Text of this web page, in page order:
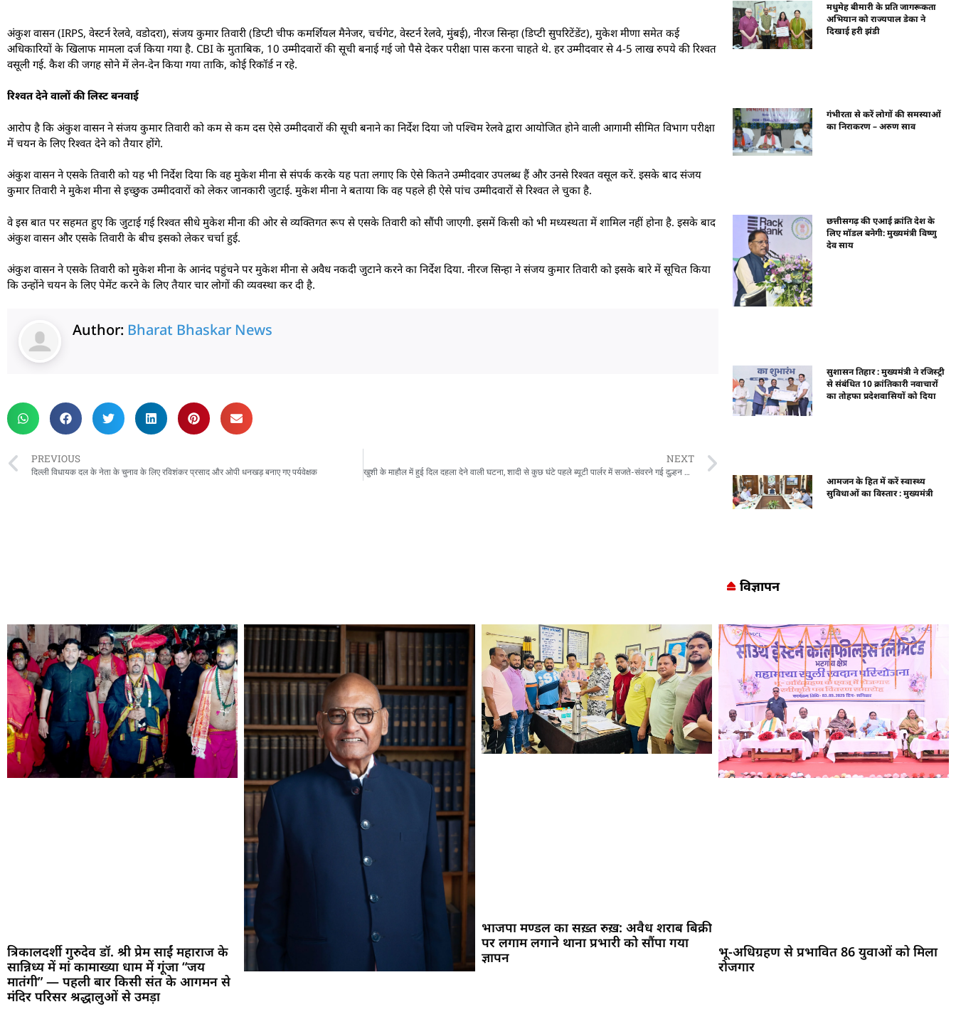
अंकुश वासन (IRPS, वेस्टर्न रेलवे, वडोदरा), संजय कुमार तिवारी (डिप्टी चीफ कमर्शियल मैनेजर, चर्चगेट, वेस्टर्न रेलवे, मुंबई), नीरज सिन्हा (डिप्टी सुपरिटेंडेंट), मुकेश मीणा समेत कई
अधिकारियों के खिलाफ मामला दर्ज किया गया है. CBI के मुताबिक, 10 उम्मीदवारों की सूची बनाई गई जो पैसे देकर परीक्षा पास करना चाहते थे. हर उम्मीदवार से 4-5 लाख रुपये की रिश्वत
वसूली गई. कैश की जगह सोने में लेन-देन किया गया ताकि, कोई रिकॉर्ड न रहे.
रिश्वत देने वालों की लिस्ट बनवाई
आरोप है कि अंकुश वासन ने संजय कुमार तिवारी को कम से कम दस ऐसे उम्मीदवारों की सूची बनाने का निर्देश दिया जो पश्चिम रेलवे द्वारा आयोजित होने वाली आगामी सीमित विभाग परीक्षा
में चयन के लिए रिश्वत देने को तैयार होंगे.
अंकुश वासन ने एसके तिवारी को यह भी निर्देश दिया कि वह मुकेश मीना से संपर्क करके यह पता लगाए कि ऐसे कितने उम्मीदवार उपलब्ध हैं और उनसे रिश्वत वसूल करें. इसके बाद संजय
कुमार तिवारी ने मुकेश मीना से इच्छुक उम्मीदवारों को लेकर जानकारी जुटाई. मुकेश मीना ने बताया कि वह पहले ही ऐसे पांच उम्मीदवारों से रिश्वत ले चुका है.
वे इस बात पर सहमत हुए कि जुटाई गई रिश्वत सीधे मुकेश मीना की ओर से व्यक्तिगत रूप से एसके तिवारी को सौंपी जाएगी. इसमें किसी को भी मध्यस्थता में शामिल नहीं होना है. इसके बाद
अंकुश वासन और एसके तिवारी के बीच इसको लेकर चर्चा हुई.
अंकुश वासन ने एसके तिवारी को मुकेश मीना के आनंद पहुंचने पर मुकेश मीना से अवैध नकदी जुटाने करने का निर्देश दिया. नीरज सिन्हा ने संजय कुमार तिवारी को इसके बारे में सूचित किया
कि उन्होंने चयन के लिए पेमेंट करने के लिए तैयार चार लोगों की व्यवस्था कर दी है.
Author: Bharat Bhaskar News
PREVIOUS
दिल्ली विधायक दल के नेता के चुनाव के लिए रविशंकर प्रसाद और ओपी धनखड़ बनाए गए पर्यवेक्षक
NEXT
खुशी के माहौल में हुई दिल दहला देने वाली घटना, शादी से कुछ घंटे पहले ब्यूटी पार्लर में सजते-संवरने गई दुल्हन को आया हार्ट अटैक
मधुमेह बीमारी के प्रति जागरूकता
अभियान को राज्यपाल डेका ने
दिखाई हरी झंडी
गंभीरता से करें लोगों की समस्याओं
का निराकरण – अरुण साव
छत्तीसगढ़ की एआई क्रांति देश के
लिए मॉडल बनेगी: मुख्यमंत्री विष्णु
देव साय
सुशासन तिहार : मुख्यमंत्री ने रजिस्ट्री
से संबंधित 10 क्रांतिकारी नवाचारों
का तोहफा प्रदेशवासियों को दिया
आमजन के हित में करें स्वास्थ्य
सुविधाओं का विस्तार : मुख्यमंत्री
विज्ञापन
त्रिकालदर्शी गुरुदेव डॉ. श्री प्रेम साईं महाराज के
सान्निध्य में मां कामाख्या धाम में गूंजा “जय
मातंगी” — पहली बार किसी संत के आगमन से
मंदिर परिसर श्रद्धालुओं से उमड़ा
भाजपा मण्डल का सख़्त रुख़: अवैध शराब बिक्री
पर लगाम लगाने थाना प्रभारी को सौंपा गया
ज्ञापन
भू-अधिग्रहण से प्रभावित 86 युवाओं को मिला
रोजगार